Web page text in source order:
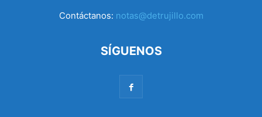
Contáctanos: notas@detrujillo.com
SÍGUENOS